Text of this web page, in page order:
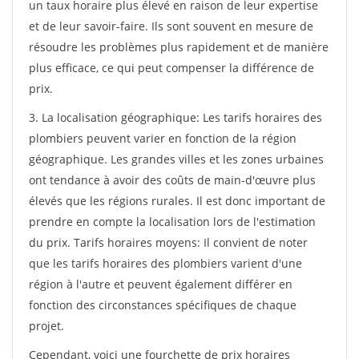
un taux horaire plus élevé en raison de leur expertise
et de leur savoir-faire. Ils sont souvent en mesure de
résoudre les problèmes plus rapidement et de manière
plus efficace, ce qui peut compenser la différence de
prix.
3. La localisation géographique: Les tarifs horaires des
plombiers peuvent varier en fonction de la région
géographique. Les grandes villes et les zones urbaines
ont tendance à avoir des coûts de main-d'œuvre plus
élevés que les régions rurales. Il est donc important de
prendre en compte la localisation lors de l'estimation
du prix. Tarifs horaires moyens: Il convient de noter
que les tarifs horaires des plombiers varient d'une
région à l'autre et peuvent également différer en
fonction des circonstances spécifiques de chaque
projet.
Cependant, voici une fourchette de prix horaires